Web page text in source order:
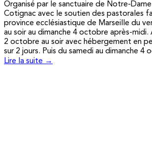
Organisé par le sanctuaire de Notre-
Cotignac avec le soutien des pastorales
province ecclésiastique de Marseille du
au soir au dimanche 4 octobre après-midi.
2 octobre au soir avec hébergement en
sur 2 jours. Puis du samedi au dimanche 4
Lire la suite →